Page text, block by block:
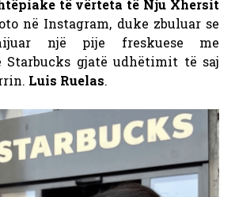
të vërteta të Nju Xhersit
në Instagram, duke zbuluar se
një pije freskuese me
Starbucks gjatë udhëtimit të saj
Luis Ruelas.